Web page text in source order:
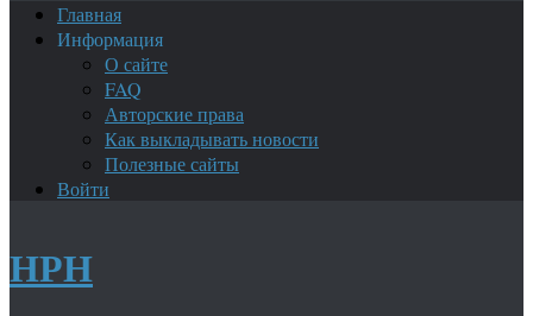
Главная
Информация
О сайте
FAQ
Авторские права
Как выкладывать новости
Полезные сайты
Войти
НРН